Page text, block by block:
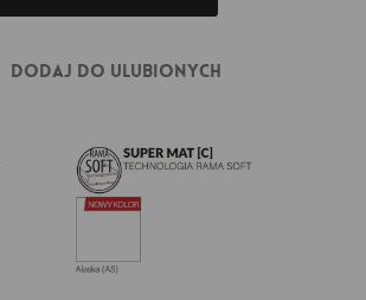
Dodaj do ulubionych